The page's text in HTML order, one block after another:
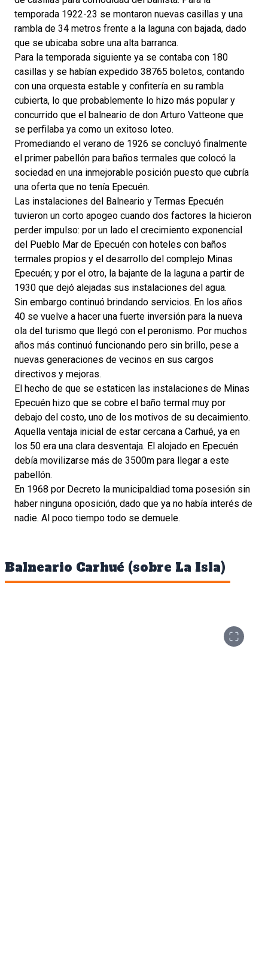
temporada 1922-23 se montaron nuevas casillas y una
rambla de 34 metros frente a la laguna con bajada, dado
que se ubicaba sobre una alta barranca.
Para la temporada siguiente ya se contaba con 180
casillas y se habían expedido 38765 boletos, contando
con una orquesta estable y confitería en su rambla
cubierta, lo que probablemente lo hizo más popular y
concurrido que el balneario de don Arturo Vatteone que
se perfilaba ya como un exitoso loteo.
Promediando el verano de 1926 se concluyó finalmente
el primer pabellón para baños termales que colocó la
sociedad en una inmejorable posición puesto que cubría
una oferta que no tenía Epecuén.
Las instalaciones del Balneario y Termas Epecuén
tuvieron un corto apogeo cuando dos factores la hicieron
perder impulso: por un lado el crecimiento exponencial
del Pueblo Mar de Epecuén con hoteles con baños
termales propios y el desarrollo del complejo Minas
Epecuén; y por el otro, la bajante de la laguna a partir de
1930 que dejó alejadas sus instalaciones del agua.
Sin embargo continuó brindando servicios. En los años
40 se vuelve a hacer una fuerte inversión para la nueva
ola del turismo que llegó con el peronismo. Por muchos
años más continuó funcionando pero sin brillo, pese a
nuevas generaciones de vecinos en sus cargos
directivos y mejoras.
El hecho de que se estaticen las instalaciones de Minas
Epecuén hizo que se cobre el baño termal muy por
debajo del costo, uno de los motivos de su decaimiento.
Aquella ventaja inicial de estar cercana a Carhué, ya en
los 50 era una clara desventaja. El alojado en Epecuén
debía movilizarse más de 3500m para llegar a este
pabellón.
En 1968 por Decreto la municipaldiad toma posesión sin
haber ninguna oposición, dado que ya no había interés de
nadie. Al poco tiempo todo se demuele.
Balneario Carhué (sobre La Isla)